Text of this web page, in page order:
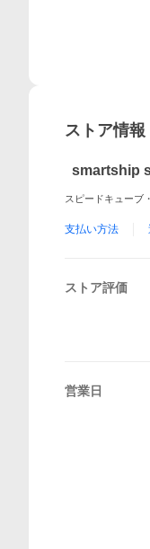
ストア情報
smartship
スピードキューブ
支払い方法
ストア評価
営業日